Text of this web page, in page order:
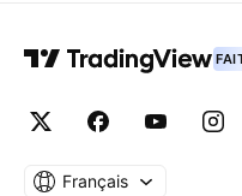
Français